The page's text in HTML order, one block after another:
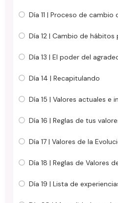
Día 11 | Proceso de cambio
Día 12 | Cambio de hábitos
Día 13 | El poder del
Día 14 | Recapitulando
Día 15 | Valores actuales e
Día 16 | Reglas de tus
Día 17 | Valores de la
Día 18 | Reglas de Valores
Día 19 | Lista de